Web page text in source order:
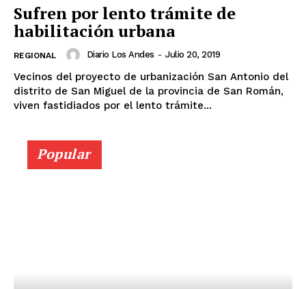
Sufren por lento trámite de
habilitación urbana
REGIONAL Diario Los Andes - Julio 20, 2019
Vecinos del proyecto de urbanización San Antonio del
distrito de San Miguel de la provincia de San Román,
viven fastidiados por el lento trámite...
Popular